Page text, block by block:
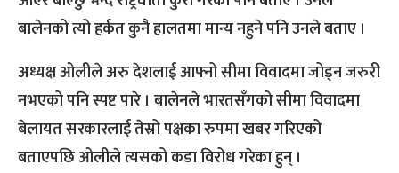
बालेनको त्यो हर्कत कुनै हालतमा मान्य नहुने पनि उनले बताए ।
अध्यक्ष ओलीले अरु देशलाई आफ्नो सीमा विवादमा जोड्न जरुरी
नभएको पनि स्पष्ट पारे । बालेनले भारतसँगको सीमा विवादमा
बेलायत सरकारलाई तेस्रो पक्षका रुपमा खबर गरिएको
बताएपछि ओलीले त्यसको कडा विरोध गरेका हुन् ।